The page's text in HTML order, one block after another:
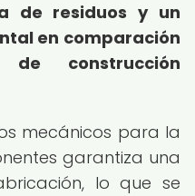
de residuos y un
en comparación
construcción
mecánicos para la
garantiza una
lo que se